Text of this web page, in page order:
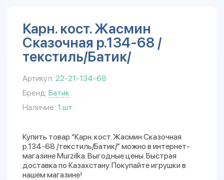
Карн. кост. Жасмин
Сказочная р.134-68 /
текстиль/Батик/
Артикул: 22-21-134-68
Бренд: Батик
Наличие: 1 шт.
Купить товар “Карн. кост. Жасмин Сказочная
р.134-68 /текстиль/Батик/” можно в интернет-
магазине Murzilka. Выгодные цены. Быстрая
доставка по Казахстану. Покупайте игрушки в
нашем магазине!